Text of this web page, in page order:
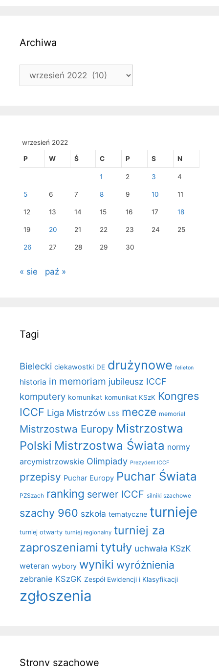
Archiwa
wrzesień 2022
P W Ś C P S N
1 2 3 4
5 6 7 8 9 10 11
12 13 14 15 16 17 18
19 20 21 22 23 24 25
26 27 28 29 30
« sie paź »
Tagi
Bielecki ciekawostki DE drużynowe felieton
historia in memoriam jubileusz ICCF
komputery komunikat komunikat KSzK Kongres
ICCF Liga Mistrzów LSS mecze memoriał
Mistrzostwa Europy Mistrzostwa
Polski Mistrzostwa Świata normy
arcymistrzowskie Olimpiady Prezydent ICCF
przepisy Puchar Europy Puchar Świata
PZSzach ranking serwer ICCF silniki szachowe
szachy 960 szkoła tematyczne turnieje
turniej otwarty turniej regionalny turniej za
zaproszeniami tytuły uchwała KSzK
weteran wybory wyniki wyróżnienia
zebranie KSzGK Zespół Ewidencji i Klasyfikacji
zgłoszenia
Strony szachowe